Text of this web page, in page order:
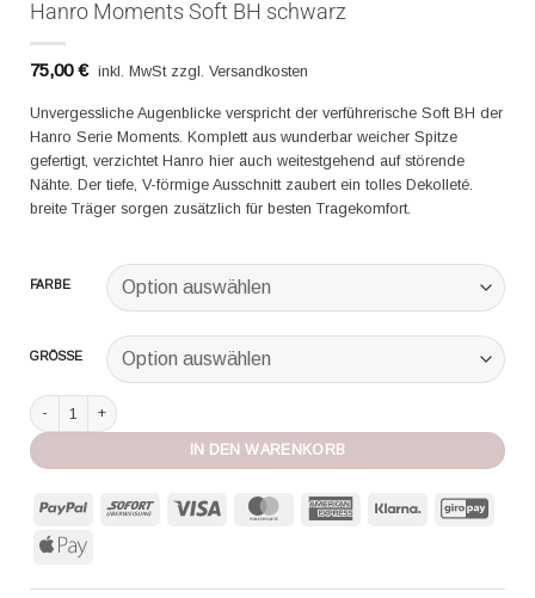
Hanro Moments Soft BH schwarz
75,00€ inkl. MwSt zzgl. Versandkosten
Unvergessliche Augenblicke verspricht der verführerische Soft BH der
Hanro Serie Moments. Komplett aus wunderbar weicher Spitze
gefertigt, verzichtet Hanro hier auch weitestgehend auf störende
Nähte. Der tiefe, V-förmige Ausschnitt zaubert ein tolles Dekolleté.
breite Träger sorgen zusätzlich für besten Tragekomfort.
FARBE
GRÖSSE
Hanro Moments Soft BH schwarz Menge
IN DEN WARENKORB
PayPal Sofort MasterCard American
Klarna
Apple